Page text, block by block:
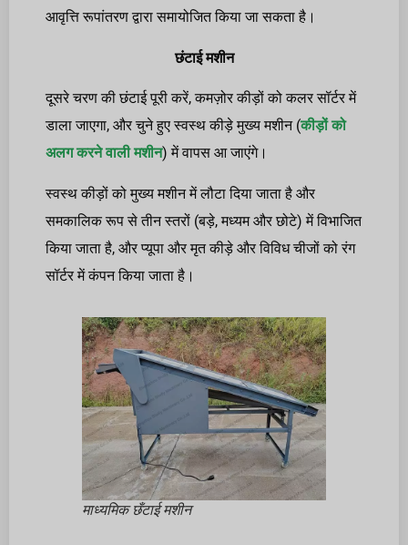
आवृत्ति रूपांतरण द्वारा समायोजित किया जा सकता है।
छंटाई मशीन
दूसरे चरण की छंटाई पूरी करें, कमज़ोर कीड़ों को कलर सॉर्टर में
डाला जाएगा, और चुने हुए स्वस्थ कीड़े मुख्य मशीन (कीड़ों को
अलग करने वाली मशीन) में वापस आ जाएंगे।
स्वस्थ कीड़ों को मुख्य मशीन में लौटा दिया जाता है और
समकालिक रूप से तीन स्तरों (बड़े, मध्यम और छोटे) में विभाजित
किया जाता है, और प्यूपा और मृत कीड़े और विविध चीजों को रंग
सॉर्टर में कंपन किया जाता है।
माध्यमिक छँटाई मशीन